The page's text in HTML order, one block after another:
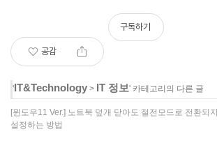
공감
구독하기
'IT&Technology > IT 정보' 카테고리의 다른 글
[윈도우11 Ver.] 노트북 덮개 닫아도 절전모드로 전환되
설정하는 방법